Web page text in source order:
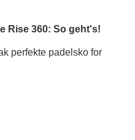
Rise 360: So geht's!